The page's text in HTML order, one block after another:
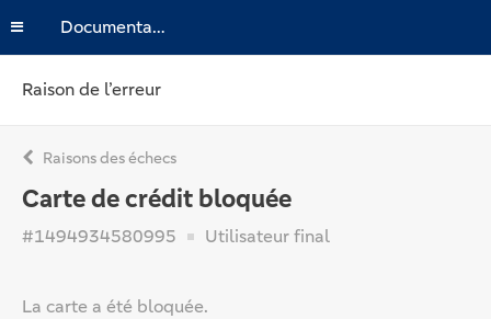
Documentation
Raison de l’erreur
Raisons des échecs
Carte de crédit bloquée
#1494934580995 Utilisateur final
La carte a été bloquée.